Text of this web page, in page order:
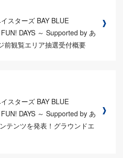
イスターズ BAY BLUE
DAYS ～ Supported by あ
前観覧エリア抽選受付概要
イスターズ BAY BLUE
DAYS ～ Supported by あ
テンツを発表！グラウンドエ